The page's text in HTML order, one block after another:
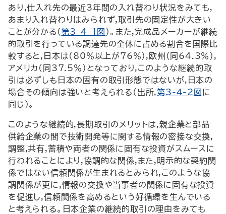
あり,仕入れ先の最近3年間の入れ替わり状況をみても,
あまり入れ替わりはみられず,取引先の固定性が大きい
ことが分かる( 第3-4-1図 )。また,完成品メーカーが継続
的取引を行っている調達先の全体に占める割合を国際比
較すると,日本は(80％以上が76％),欧州(同64.3％),
アメリカ(同37.5％)となっており,このような継続的取
引は必ずしも日本の固有の取引形態ではないが,日本の
場合その傾向は強いと考えられる(出所,第3-4-2図 に
同じ)。
このような継続的,長期取引のメリットは,親企業と部品
供給企業の間で技術開発等に関する情報の密接な交換,
調整,共有,蓄積や両者の関係に固有な投資がスムースに
行われることにより,協調的な関係,また,明示的な契約関
係ではない信頼関係が生まれるとみられ,このような協
調関係が更に,情報の交換や当事者の関係に固有な投資
を促進し,信頼関係を高めるという好循環を生んでいる
と考えられる。日本企業の継続的取引の理由をみても